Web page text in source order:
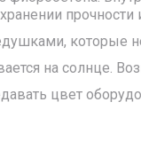
прочности
которые
на
цвет